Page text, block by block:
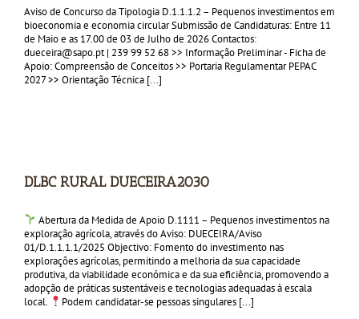
Aviso de Concurso da Tipologia D.1.1.1.2 – Pequenos investimentos em
bioeconomia e economia circular Submissão de Candidaturas: Entre 11
de Maio e as 17.00 de 03 de Julho de 2026 Contactos:
dueceira@sapo.pt | 239 99 52 68 >> Informação Preliminar - Ficha de
Apoio: Compreensão de Conceitos >> Portaria Regulamentar PEPAC
2027 >> Orientação Técnica [...]
DLBC RURAL DUECEIRA2030
Abertura da Medida de Apoio D.1111 – Pequenos investimentos na
exploração agrícola, através do Aviso: DUECEIRA/Aviso
01/D.1.1.1.1/2025 Objectivo: Fomento do investimento nas
explorações agrícolas, permitindo a melhoria da sua capacidade
produtiva, da viabilidade económica e da sua eficiência, promovendo a
adopção de práticas sustentáveis e tecnologias adequadas à escala
local.
Podem candidatar-se pessoas singulares [...]